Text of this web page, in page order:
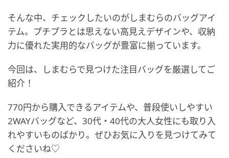
そんな中、チェックしたいのがしまむらのバッグアイ
テム。プチプラとは思えない高見えデザインや、収納
力に優れた実用的なバッグが豊富に揃っています。
今回は、しまむらで見つけた注目バッグを厳選してご
紹介！
770円から購入できるアイテムや、普段使いしやすい
2WAYバッグなど、30代・40代の大人女性にも取り入
れやすいものばかり。ぜひお気に入りを見つけてみて
くださいね♡